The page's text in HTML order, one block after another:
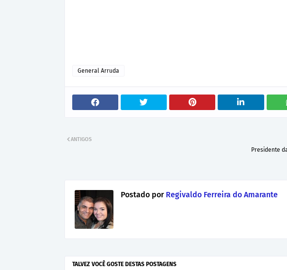
General Arruda
Presidente
ANTIGOS
Postado porRegivaldo Ferreira do Amarante
TALVEZ VOCÊ GOSTE DESTAS POSTAGENS